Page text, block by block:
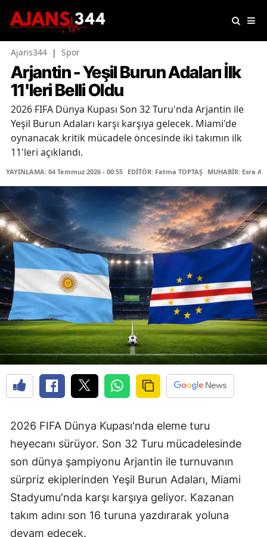
Ajans344 | Spor
Arjantin - Yeşil Burun Adaları İlk
11'leri Belli Oldu
2026 FIFA Dünya Kupası Son 32 Turu'nda Arjantin ile
Yeşil Burun Adaları karşı karşıya gelecek. Miami'de
oynanacak kritik mücadele öncesinde iki takımın ilk
11'leri açıklandı.
YAYINLAMA: 04 Temmuz 2026 - 00:55 EDİTÖR: Fatma TOPTAŞ MUHABİR: Esra
2026 FIFA Dünya Kupası'nda eleme turu
heyecanı sürüyor. Son 32 Turu mücadelesinde
son dünya şampiyonu Arjantin ile turnuvanın
sürpriz ekiplerinden Yeşil Burun Adaları, Miami
Stadyumu'nda karşı karşıya geliyor. Kazanan
takım adını son 16 turuna yazdırarak yoluna
devam edecek.